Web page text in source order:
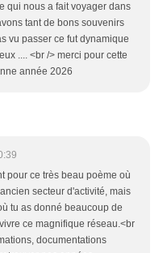
qui nous a fait voyager dans
tant de bons souvenirs
vu passer ce fut dynamique
.... <br /> merci pour cette
année 2026
pour ce très beau poème où
secteur d'activité, mais
tu as donné beaucoup de
ce magnifique réseau.<br
documentations